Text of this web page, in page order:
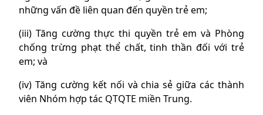
những vấn đề liên quan đến quyền trẻ em;
(iii) Tăng cường thực thi quyền trẻ em và Phòng
chống trừng phạt thể chất, tinh thần đối với trẻ
em; và
(iv) Tăng cường kết nối và chia sẻ giữa các thành
viên Nhóm hợp tác QTQTE miền Trung.